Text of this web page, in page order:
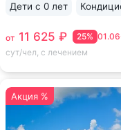
25%
от 11 625 ₽
сут/чел, с лечением
Дети с 0 лет
Акция %